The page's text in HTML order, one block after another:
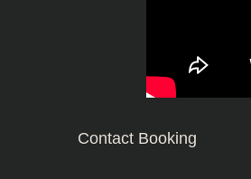
Contact Booking